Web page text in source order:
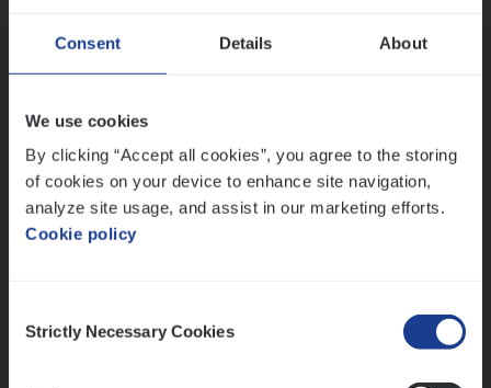
Consent Details About
We use cookies
By clicking “Accept all cookies”, you agree to the storing
of cookies on your device to enhance site navigation,
analyze site usage, and assist in our marketing efforts.
Cookie policy
Selection
Strictly Necessary Cookies
Dos­sier­be­heer­der Gewaar­borgd Inkomen
Insurance Operations
Antwerpen
versterken